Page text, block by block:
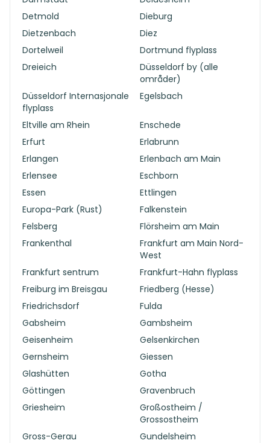
Detmold
Dieburg
Dietzenbach
Diez
Dortelweil
Dortmund flyplass
Dreieich
Düsseldorf by (alle
områder)
Düsseldorf Internasjonale
flyplass
Egelsbach
Eltville am Rhein
Enschede
Erfurt
Erlabrunn
Erlangen
Erlenbach am Main
Erlensee
Eschborn
Essen
Ettlingen
Europa-Park (Rust)
Falkenstein
Felsberg
Flörsheim am Main
Frankenthal
Frankfurt am Main Nord-
West
Frankfurt sentrum
Frankfurt-Hahn flyplass
Freiburg im Breisgau
Friedberg (Hesse)
Friedrichsdorf
Fulda
Gabsheim
Gambsheim
Geisenheim
Gelsenkirchen
Gernsheim
Giessen
Glashütten
Gotha
Göttingen
Gravenbruch
Griesheim
Großostheim /
Grossostheim
Gross-Gerau
Gundelsheim